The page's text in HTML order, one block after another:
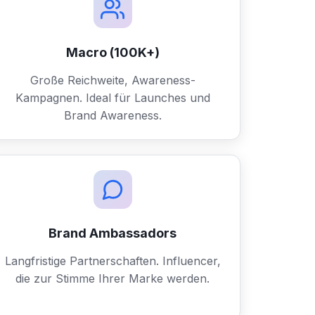
Macro (100K+)
Große Reichweite, Awareness-
Kampagnen. Ideal für Launches und
Brand Awareness.
Brand Ambassadors
Langfristige Partnerschaften. Influencer,
die zur Stimme Ihrer Marke werden.